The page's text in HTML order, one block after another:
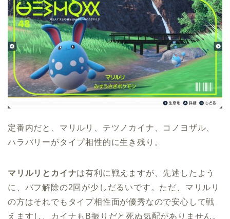
定番内だと、マリルリ、テツノカイナ、コノヨザル、
ハラバリーがタイプ相性的に生き残り。
マリルリとカイナは有利に戦えますが、先述したよう
に、バフ解除の2回が少しだるいです。ただ、マリルリ
の方はそれでもタイプ相性面が優秀なので安心して戦
えますし、カイナもB振りだと死ぬ気配がありません。